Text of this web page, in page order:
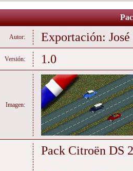
Autor: Exportación:
Versión: 1.0
Imagen:
Pack Citroën DS